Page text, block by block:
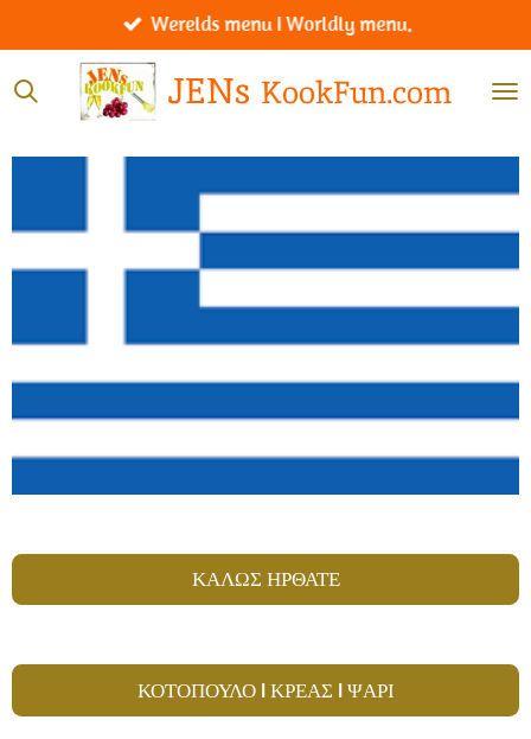
direct
naar
JENs KookFun.com
Werelds menu I Worldly menu.
ΚΑΛΩΣ ΗΡΘΑΤΕ
ΚΟΤΟΠΟΥΛΟ I ΚΡΕΑΣ I ΨΑΡΙ